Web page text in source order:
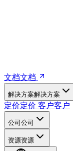
文档文档
解决方案解决方案
定价定价 客户客户
公司公司
资源资源